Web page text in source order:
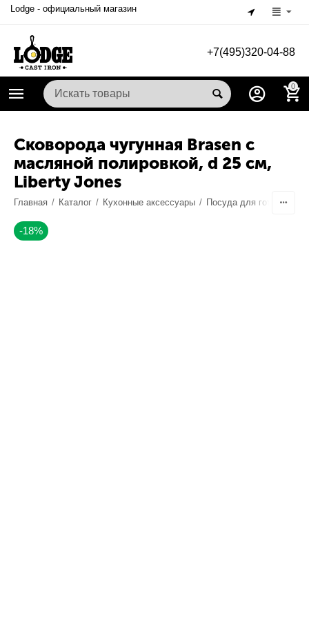
Lodge - официальный магазин
+7(495)320-04-88
0
Сковорода чугунная Brasen с
масляной полировкой, d 25 см,
Liberty Jones
Главная / Каталог / Кухонные аксессуары / Посуда для готовки
-18%